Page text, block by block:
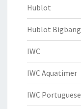
Hublot
Hublot Bigbang
IWC
IWC Aquatimer
IWC Portuguese